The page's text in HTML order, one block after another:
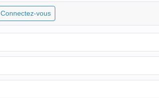
Connectez-vous